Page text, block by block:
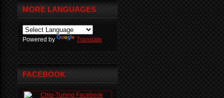
MORE LANGUAGES
Powered by Translate
FACEBOOK